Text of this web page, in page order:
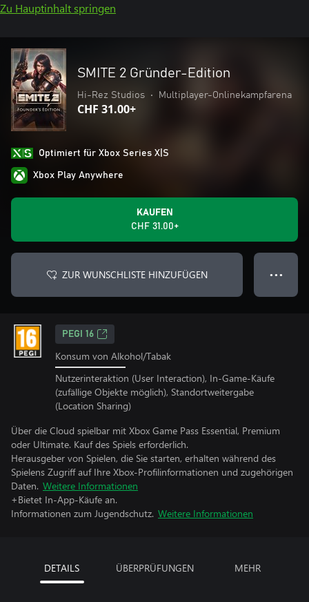
Zu Hauptinhalt springen
SMITE 2 Gründer-Edition
Hi-Rez Studios • Multiplayer-Onlinekampfarena
CHF 31.00+
Optimiert für Xbox Series X|S
Xbox Play Anywhere
KAUFEN
CHF 31.00+
ZUR WUNSCHLISTE HINZUFÜGEN ● ● ●
PEGI 16
Konsum von Alkohol/Tabak
Nutzerinteraktion (User Interaction), In-Game-Käufe
(zufällige Objekte möglich), Standortweitergabe
(Location Sharing)
Über die Cloud spielbar mit Xbox Game Pass Essential, Premium
oder Ultimate. Kauf des Spiels erforderlich.
Herausgeber von Spielen, die Sie starten, erhalten während des
Spielens Zugriff auf Ihre Xbox-Profilinformationen und zugehörigen
Daten. Weitere Informationen
+Bietet In-App-Käufe an.
Informationen zum Jugendschutz. Weitere Informationen
DETAILS ÜBERPRÜFUNGEN MEHR